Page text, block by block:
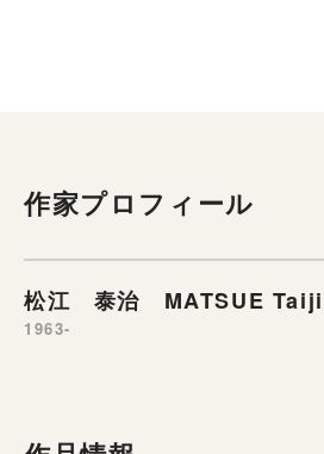
作家プロフィール
松江 泰治 MATSUE Taiji
1963-